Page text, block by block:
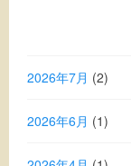
2026年7月 (2)
2026年6月 (1)